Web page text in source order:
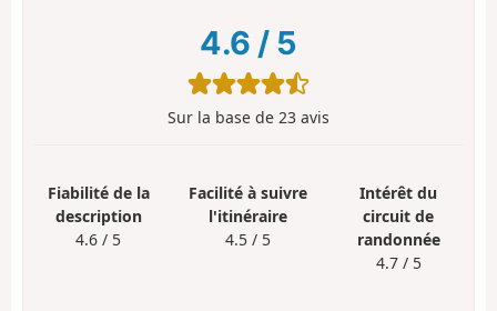
4.6 / 5
Sur la base de 23 avis
Fiabilité de la
description
4.6 / 5
Facilité à suivre
l'itinéraire
4.5 / 5
Intérêt du
circuit de
randonnée
4.7 / 5